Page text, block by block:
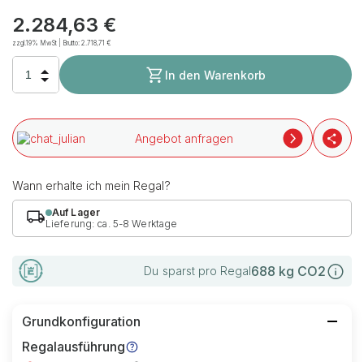
2.284,63 €
zzgl.19% MwSt | Brutto:2.718,71 €
In den Warenkorb
Angebot anfragen
Wann erhalte ich mein Regal?
Auf Lager
Lieferung: ca. 5-8 Werktage
Du sparst pro Regal688 kg CO2
Grundkonfiguration
Regalausführung